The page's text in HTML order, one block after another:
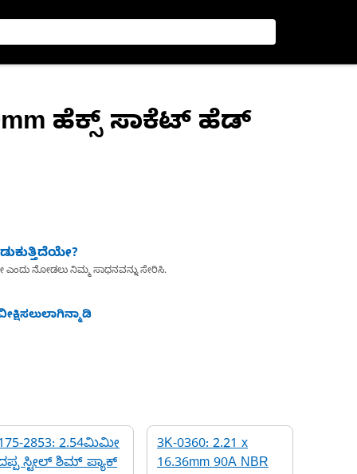
ಹೆಕ್ಸ್ ಸಾಕೆಟ್ ಹೆಡ್
ನೋಡಲು ನಿಮ್ಮ ಸಾಧನವನ್ನು ಸೇರಿಸಿ.
2853: 2.54ಮಿಮೀ
ಸ್ಟೀಲ್ ಶಿಮ್ ಪ್ಯಾಕ್
3K-0360: 2.21 x
16.36mm 90A NBR